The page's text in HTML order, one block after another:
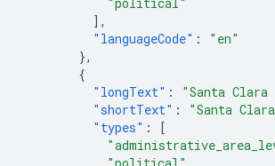
],
"languageCode" :
"en"
},
{
"longText" : "Santa Clara
"shortText" : "Santa
"types" :
[